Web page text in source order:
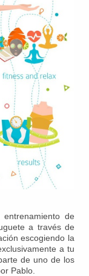
de
a través de
escogiendo la
a tu
de uno de los
Pablo.